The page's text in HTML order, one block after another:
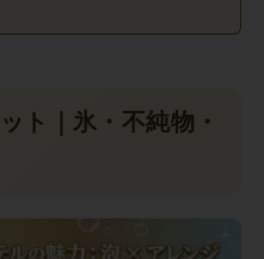
ト｜氷・不純物・